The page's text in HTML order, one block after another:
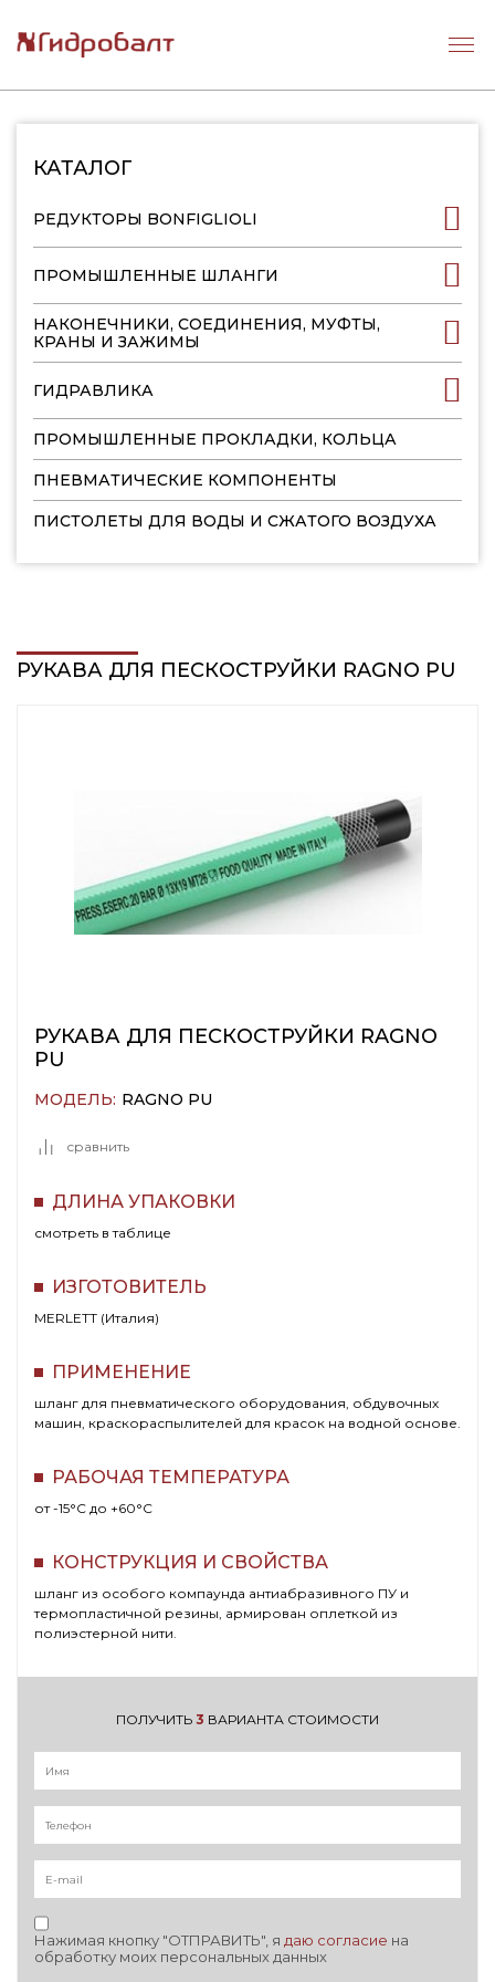
КАТАЛОГ
РЕДУКТОРЫ BONFIGLIOLI
ПРОМЫШЛЕННЫЕ ШЛАНГИ
НАКОНЕЧНИКИ, СОЕДИНЕНИЯ, МУФТЫ,
КРАНЫ И ЗАЖИМЫ
ГИДРАВЛИКА
ПРОМЫШЛЕННЫЕ ПРОКЛАДКИ, КОЛЬЦА
ПНЕВМАТИЧЕСКИЕ КОМПОНЕНТЫ
ПИСТОЛЕТЫ ДЛЯ ВОДЫ И СЖАТОГО ВОЗДУХА
РУКАВА ДЛЯ ПЕСКОСТРУЙКИ RAGNO PU
РУКАВА ДЛЯ ПЕСКОСТРУЙКИ RAGNO
PU
МОДЕЛЬ: RAGNO PU
сравнить
ДЛИНА УПАКОВКИ
смотреть в таблице
ИЗГОТОВИТЕЛЬ
MERLETT (Италия)
ПРИМЕНЕНИЕ
шланг для пневматического оборудования, обдувочных
машин, краскораспылителей для красок на водной основе.
РАБОЧАЯ ТЕМПЕРАТУРА
от -15°C до +60°C
КОНСТРУКЦИЯ И СВОЙСТВА
шланг из особого компаунда антиабразивного ПУ и
термопластичной резины, армирован оплеткой из
полиэстерной нити.
ПОЛУЧИТЬ 3 ВАРИАНТА СТОИМОСТИ
Нажимая кнопку "ОТПРАВИТЬ", я даю согласие на
обработку моих персональных данных